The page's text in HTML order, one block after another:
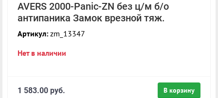
AVERS 2000-Panic-ZN без ц/м б/о
антипаника Замок врезной тяж.
Артикул: zm_13347
Нет в наличии
В корзину
1 583.00 руб.